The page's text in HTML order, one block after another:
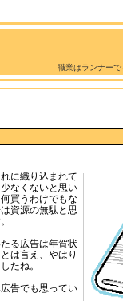
職業はランナーで
に織り込まれて
なくないと思い
買うわけでもな
資源の無駄と思
る広告は年賀状
は言え、やはり
たね。
告でも思ってい